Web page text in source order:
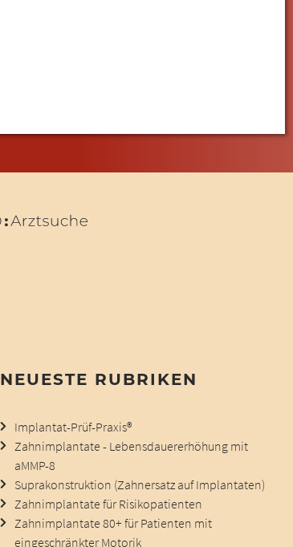
NEUESTE RUBRIKEN
Implantat-Prüf-Praxis®
Zahnimplantate - Lebensdauererhöhung mit
aMMP-8
Suprakonstruktion (Zahnersatz auf Implantaten)
Zahnimplantate für Risikopatienten
Zahnimplantate 80+ für Patienten mit
eingeschränkter Motorik